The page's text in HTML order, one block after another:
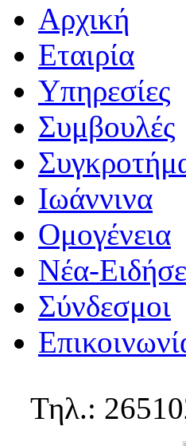
Αρχική
Εταιρία
Υπηρεσίες
Συμβουλές
Ιωάννινα
Ομογένεια
Νέα-
Σύνδεσμοι
Τηλ.: